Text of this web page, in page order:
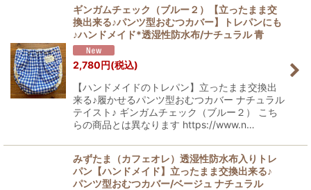
ギンガムチェック（ブルー２）【立ったまま交
換出来る♪パンツ型おむつカバー】トレパンにも
♪ハンドメイド*透湿性防水布/ナチュラル 青
2,780円(税込)
【ハンドメイドのトレパン】立ったまま交換出
来る♪履かせるパンツ型おむつカバー ナチュラル
テイスト♪ ギンガムチェック（ブルー２） こち
らの商品とは異なります https://www.n…
みずたま（カフェオレ）透湿性防水布入りトレ
パン【ハンドメイド】立ったまま交換出来る♪
パンツ型おむつカバー/ベージュ ナチュラル